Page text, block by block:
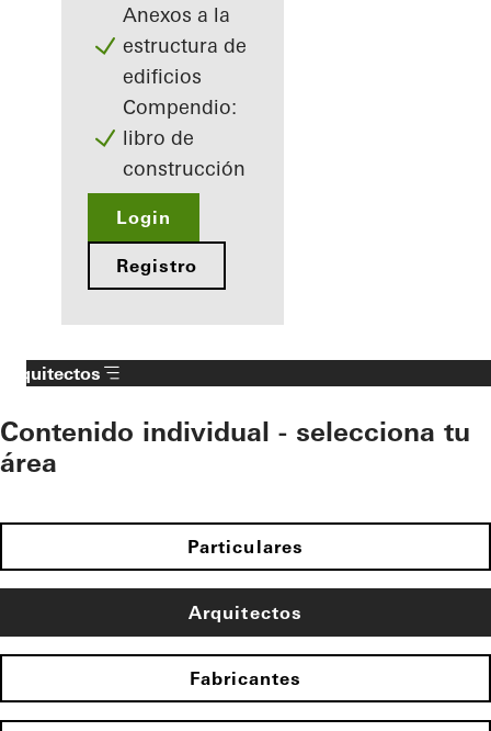
Anexos a la
estructura de
edificios
Compendio:
libro de
construcción
Login
Registro
Arquitectos
Contenido individual - selecciona tu
área
Particulares
Arquitectos
Fabricantes